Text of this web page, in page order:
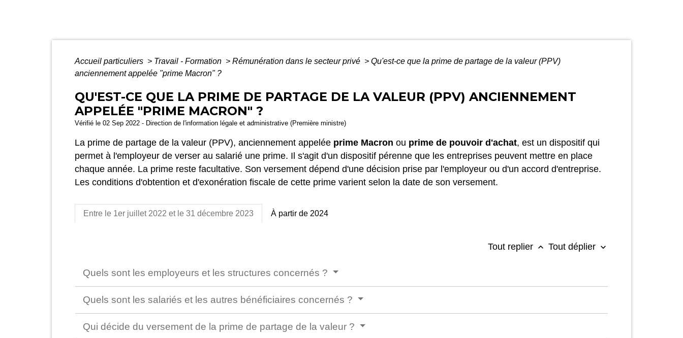
Accueil particuliers > Travail - Formation > Rémunération dans le secteur privé > Qu'est-ce que la prime de partage de la valeur (PPV)
anciennement appelée "prime Macron" ?
QU'EST-CE QUE LA PRIME DE PARTAGE DE LA VALEUR (PPV) ANCIENNEMENT
APPELÉE "PRIME MACRON" ?
Vérifié le 02 Sep 2022 - Direction de l'information légale et administrative (Première ministre)
La prime de partage de la valeur (PPV), anciennement appelée prime Macron ou prime de pouvoir d'achat, est un dispositif qui
permet à l'employeur de verser au salarié une prime. Il s'agit d'un dispositif pérenne que les entreprises peuvent mettre en place
chaque année. La prime reste facultative. Son versement dépend d'une décision prise par l'employeur ou d'un accord d'entreprise.
Les conditions d'obtention et d'exonération fiscale de cette prime varient selon la date de son versement.
Entre le 1er juillet 2022 et le 31 décembre 2023 À partir de 2024
Tout replier keyboard_arrow_up Tout déplier keyboard_arrow_down
Quels sont les employeurs et les structures concernés ?
Quels sont les salariés et les autres bénéficiaires concernés ?
Qui décide du versement de la prime de partage de la valeur ?